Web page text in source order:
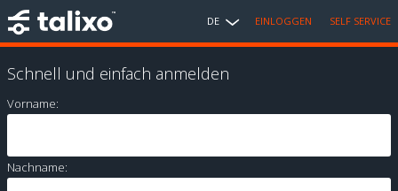
DE EINLOGGEN SELF SERVICE
Schnell und einfach anmelden
Vorname:
Nachname: